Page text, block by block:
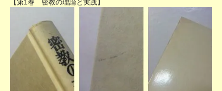
【第1巻 密教の理論と実践】